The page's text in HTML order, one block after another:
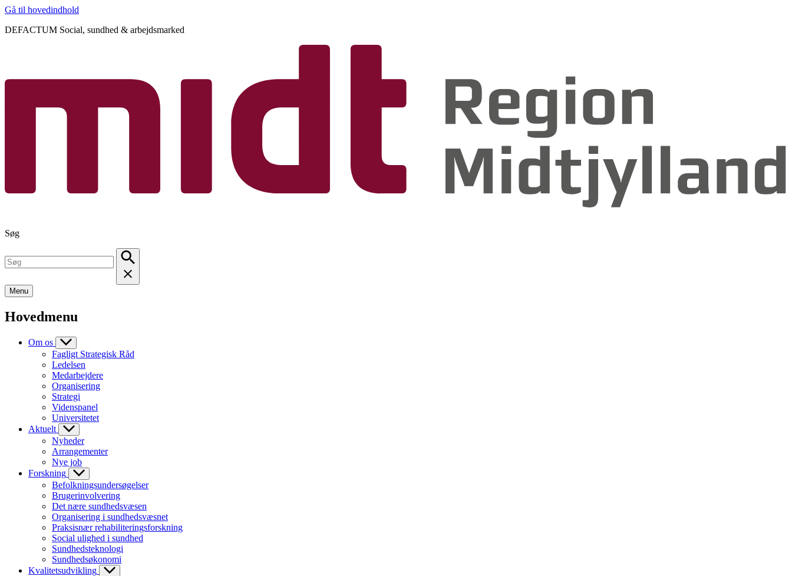
Gå til hovedindhold
DEFACTUM Social, sundhed & arbejdsmarked
Søg
Menu
Hovedmenu
Om os
Fagligt Strategisk Råd
Ledelsen
Medarbejdere
Organisering
Strategi
Videnspanel
Universitetet
Aktuelt
Nyheder
Arrangementer
Nye job
Forskning
Befolkningsundersøgelser
Brugerinvolvering
Det nære sundhedsvæsen
Organisering i sundhedsvæsnet
Praksisnær rehabiliteringsforskning
Social ulighed i sundhed
Sundhedsteknologi
Sundhedsøkonomi
Kvalitetsudvikling